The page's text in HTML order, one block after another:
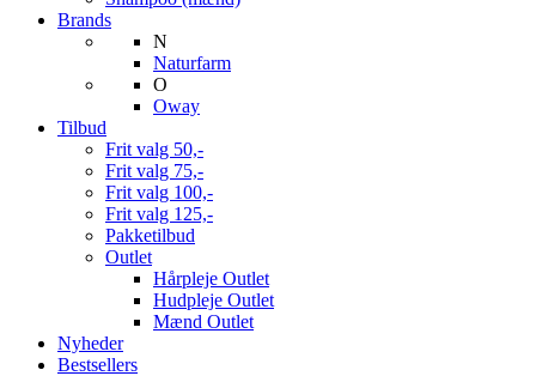
Brands
N
Naturfarm
O
Oway
Tilbud
Frit valg 50,-
Frit valg 75,-
Frit valg 100,-
Frit valg 125,-
Pakketilbud
Outlet
Hårpleje Outlet
Hudpleje Outlet
Mænd Outlet
Nyheder
Bestsellers